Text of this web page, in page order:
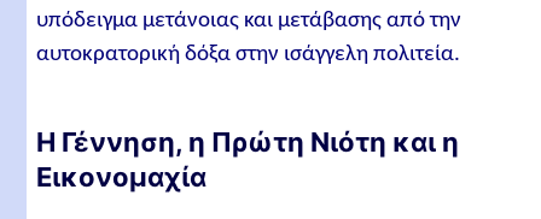
Άγιος Ιωαννίκιος ο Μεγάλος, ο εν Ολύμπω. Γιορτή
Άγιος Ιωαννίκιος ο Μεγάλος, ο εν Ολύμπω.
Σχετικά άρθρα
υπόδειγμα μετάνοιας και μετάβασης από την
αυτοκρατορική δόξα στην ισάγγελη πολιτεία.
Η Γέννηση, η Πρώτη Νιότη και η
Εικονομαχία